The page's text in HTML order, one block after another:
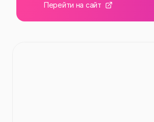
Перейти на сайт